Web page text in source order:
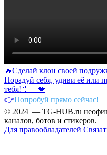
🔥Сделай клон своей
Порадуй себя, удиви её или
тебя!🤙🏻💋
👉Попробуй прямо сейчас!
© 2024 — TG-HUB.ru
каналов, ботов и стикеров.
Для правообладателей